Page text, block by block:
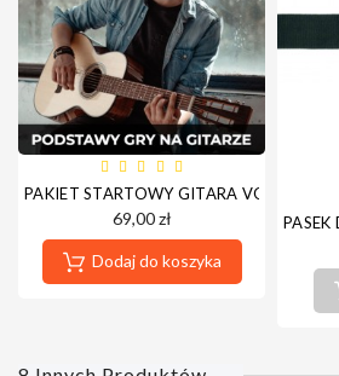
PAKIET STARTOWY GITARA VOD HD -
69,00 zł
Dodaj do koszyka
PASEK